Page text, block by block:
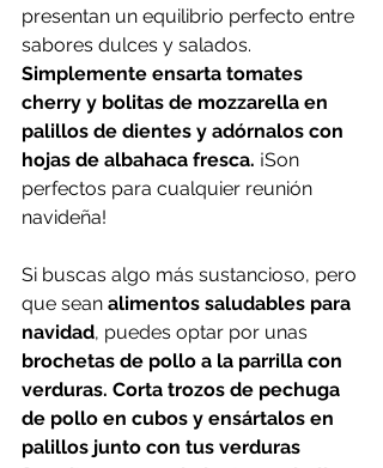
presentan un equilibrio perfecto entre
sabores dulces y salados.
Simplemente ensarta tomates
cherry y bolitas de mozzarella en
palillos de dientes y adórnalos con
hojas de albahaca fresca. ¡Son
perfectos para cualquier reunión
navideña!
Si buscas algo más sustancioso, pero
que sean alimentos saludables para
navidad, puedes optar por unas
brochetas de pollo a la parrilla con
verduras. Corta trozos de pechuga
de pollo en cubos y ensártalos en
palillos junto con tus verduras